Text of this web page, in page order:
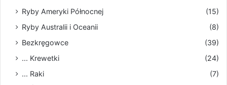
Ryby Ameryki Północnej
(15)
Ryby Australii i Oceanii
(8)
Bezkręgowce
(39)
... Krewetki
(24)
... Raki
(7)